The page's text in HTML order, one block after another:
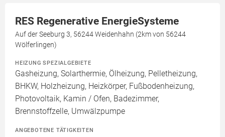
RES Regenerative EnergieSysteme
Auf der Seeburg 3, 56244 Weidenhahn (2km von 56244
Wölferlingen)
HEIZUNG SPEZIALGEBIETE
Gasheizung, Solarthermie, Ölheizung, Pelletheizung,
BHKW, Holzheizung, Heizkörper, Fußbodenheizung,
Photovoltaik, Kamin / Ofen, Badezimmer,
Brennstoffzelle, Umwälzpumpe
ANGEBOTENE TÄTIGKEITEN